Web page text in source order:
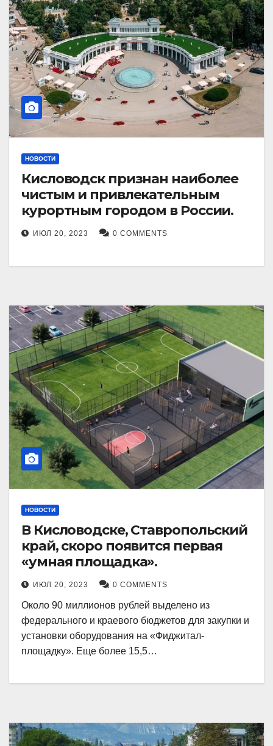
НОВОСТИ
Кисловодск признан наиболее
чистым и привлекательным
курортным городом в России.
ИЮЛ 20, 2023 0 COMMENTS
НОВОСТИ
В Кисловодске, Ставропольский
край, скоро появится первая
«умная площадка».
ИЮЛ 20, 2023 0 COMMENTS
Около 90 миллионов рублей выделено из
федерального и краевого бюджетов для закупки и
установки оборудования на «Фиджитал-
площадку». Еще более 15,5…